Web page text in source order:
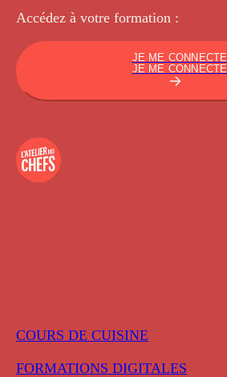
COURS DE CUISINE
FORMATIONS DIGITALES
Accédez à votre formation :
JE ME CONNECTE
JE ME CONNECTE